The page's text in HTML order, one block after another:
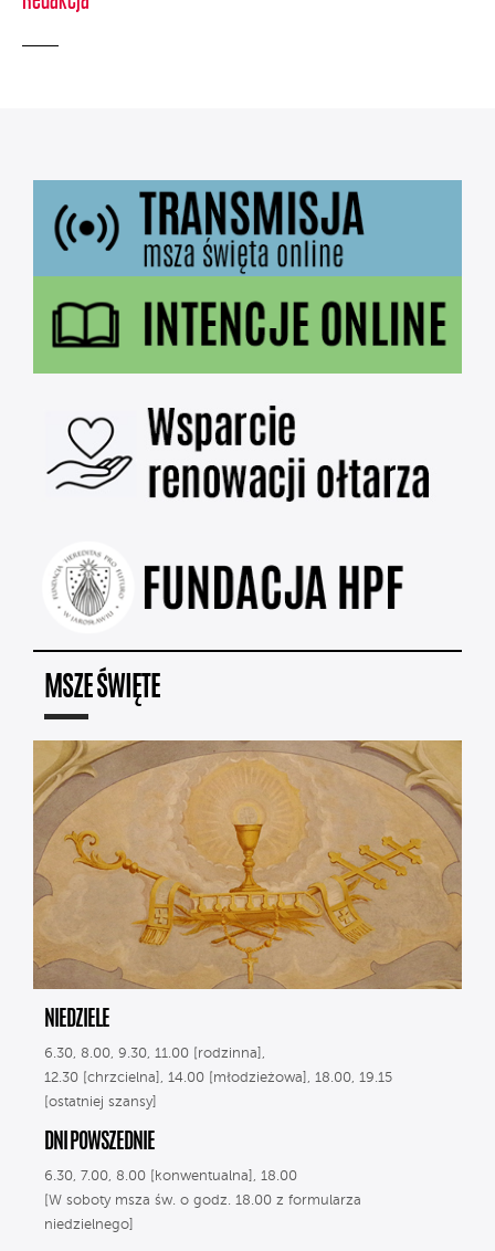
MSZE ŚWIĘTE
NIEDZIELE
6.30, 8.00, 9.30, 11.00 [rodzinna],
12.30 [chrzcielna], 14.00 [młodzieżowa], 18.00, 19.15
[ostatniej szansy]
DNI POWSZEDNIE
6.30, 7.00, 8.00 [konwentualna], 18.00
[W soboty msza św. o godz. 18.00 z formularza
niedzielnego]